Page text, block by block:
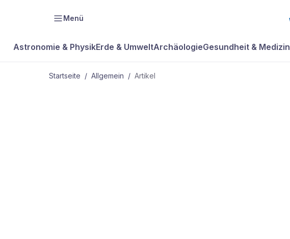
Menü
Astronomie & PhysikErde & UmweltArchäologieGesundheit & Medizin
Startseite / Allgemein / Artikel